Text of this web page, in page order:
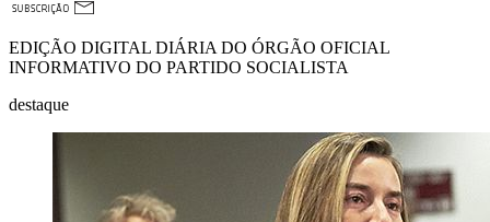
EDIÇÃO DIGITAL DIÁRIA DO ÓRGÃO OFICIAL
INFORMATIVO DO PARTIDO SOCIALISTA
destaque